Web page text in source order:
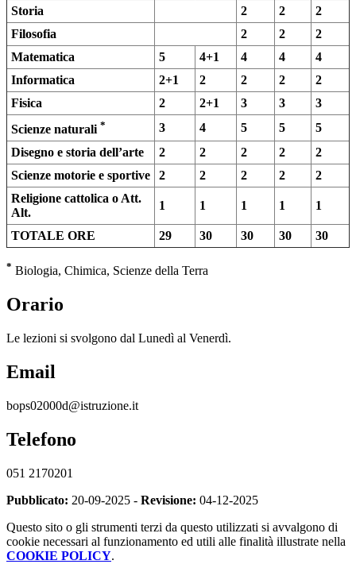
Storia
2 2
2
Filosofia
2 2
2
Matematica
5 4+1 4 4
4
Informatica
2+1 2 2 2
2
Fisica
2 2+1 3 3
3
Scienze naturali * 3 4 5 5
5
Disegno e storia dell’arte
2 2 2 2
2
Scienze motorie e sportive
2 2 2 2
2
Religione cattolica o Att.
Alt.
1 1 1 1 1
TOTALE ORE 29 30 30 30 30
* Biologia, Chimica, Scienze della Terra
Orario
Le lezioni si svolgono dal Lunedì al Venerdì.
Email
bops02000d@istruzione.it
Telefono
051 2170201
Pubblicato: 20-09-2025 - Revisione: 04-12-2025
Questo sito o gli strumenti terzi da questo utilizzati si avvalgono di
cookie necessari al funzionamento ed utili alle finalità illustrate nella
COOKIE POLICY.